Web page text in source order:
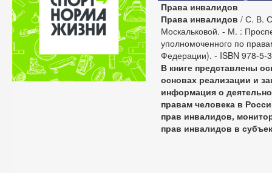
Права инвалидов
Права инвалидов / С. В.
Москальковой. - М. :
уполномоченного по
Федерации). - ISBN 978-5-
В книге представлены
основах реализации и
информация о
правам человека в
прав инвалидов,
прав инвалидов в